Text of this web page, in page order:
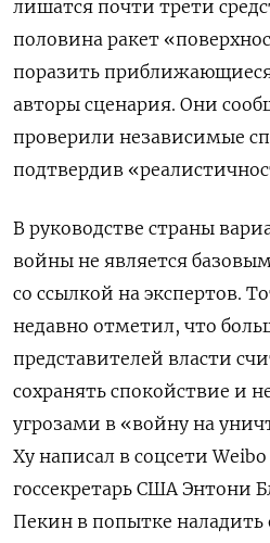
лишатся почти трети
половина ракет
поразить
авторы сценария. Они
проверили независимые
подтвердив
В руководстве страны
войны не является
со ссылкой на экспертов.
недавно отметил, что
представителей власти
сохранять спокойствие и
угрозами в «войну на
Ху написал в соцсети
госсекретарь США Энтони
Пекин в попытке